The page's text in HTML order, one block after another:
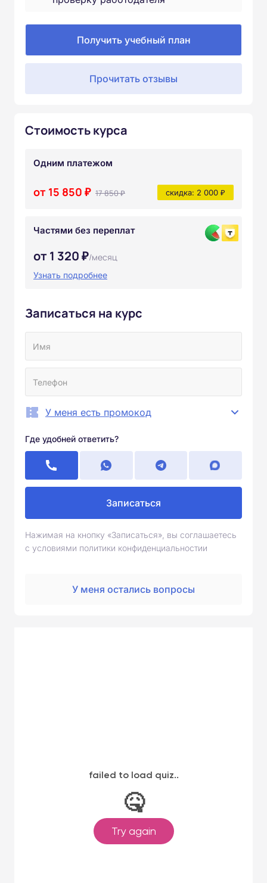
Получить учебный план
Прочитать отзывы
Стоимость курса
Одним платежом
от 15 850 ₽ 17 850 ₽ скидка: 2 000 ₽
Частями без переплат
от 1 320 ₽/месяц
Узнать подробнее
Записаться на курс
У меня есть промокод
Где удобней ответить?
Записаться
Нажимая на кнопку «Записаться», вы соглашаетесь
с условиями политики конфиденциальностии
У меня остались вопросы